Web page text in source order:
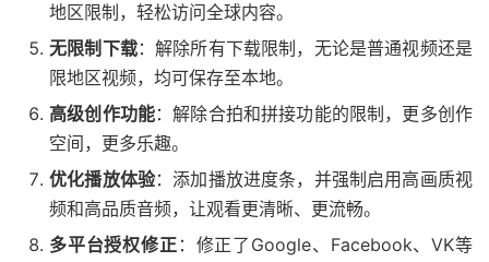
地区限制，轻松访问全球内容。
无限制下载：解除所有下载限制，无论是普通视频还是
限地区视频，均可保存至本地。
高级创作功能：解除合拍和拼接功能的限制，更多创作
空间，更多乐趣。
优化播放体验：添加播放进度条，并强制启用高画质视
频和高品质音频，让观看更清晰、更流畅。
多平台授权修正 ：修正了Google、Facebook、VK等